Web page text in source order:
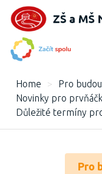
Home > Pro
Novinky pro
Důležité termíny
Pro